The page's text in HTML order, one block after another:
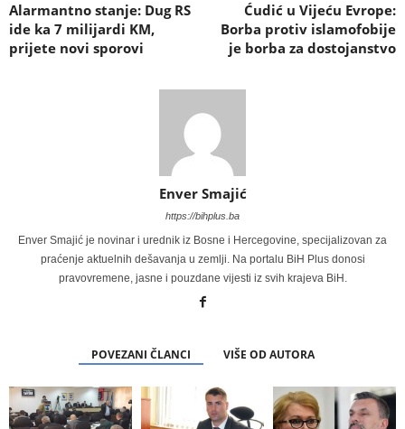
Alarmantno stanje: Dug RS
ide ka 7 milijardi KM,
prijete novi sporovi
Ćudić u Vijeću Evrope:
Borba protiv islamofobije
je borba za dostojanstvo
Enver Smajić
https://bihplus.ba
Enver Smajić je novinar i urednik iz Bosne i Hercegovine, specijalizovan za
praćenje aktuelnih dešavanja u zemlji. Na portalu BiH Plus donosi
pravovremene, jasne i pouzdane vijesti iz svih krajeva BiH.
POVEZANI ČLANCI VIŠE OD AUTORA